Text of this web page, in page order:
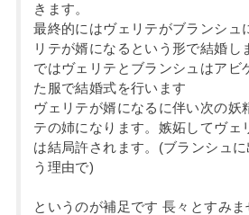
きます。
最終的にはヴェリテがブランシュ
リテが婿になるという形で結婚し
ではヴェリテとブランシュはアビ
た服で結婚式を行います
ヴェリテが婿になるに伴い次の妖
テの姉になります。嫉妬してヴェ
は結局許されます。(ブランシュ
う理由で)
というのが補足です 長々とすみま